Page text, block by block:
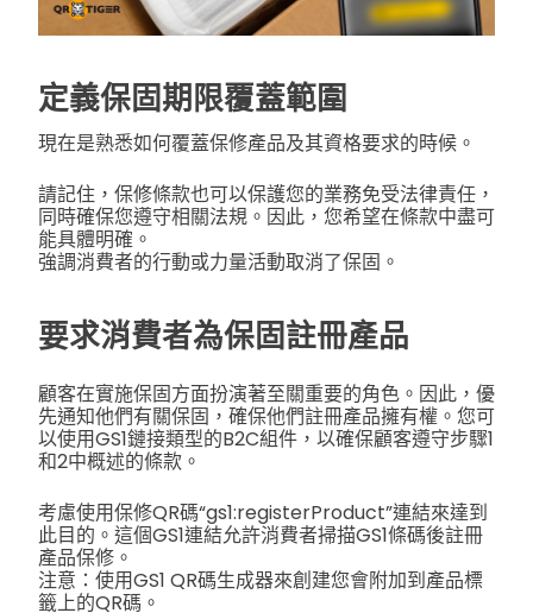
定義保固期限覆蓋範圍
現在是熟悉如何覆蓋保修產品及其資格要求的時候。
請記住，保修條款也可以保護您的業務免受法律責任，
同時確保您遵守相關法規。因此，您希望在條款中盡可
能具體明確。
強調消費者的行動或力量活動取消了保固。
要求消費者為保固註冊產品
顧客在實施保固方面扮演著至關重要的角色。因此，優
先通知他們有關保固，確保他們註冊產品擁有權。您可
以使用GS1鏈接類型的B2C組件，以確保顧客遵守步驟1
和2中概述的條款。
考慮使用保修QR碼“gs1:registerProduct”連結來達到
此目的。這個GS1連結允許消費者掃描GS1條碼後註冊
產品保修。
注意：使用GS1 QR碼生成器來創建您會附加到產品標
籤上的QR碼。